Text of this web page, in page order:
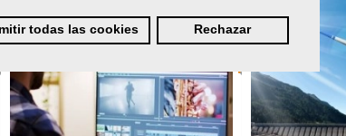
todas las cookies Rechazar
ONLINE ONLINE